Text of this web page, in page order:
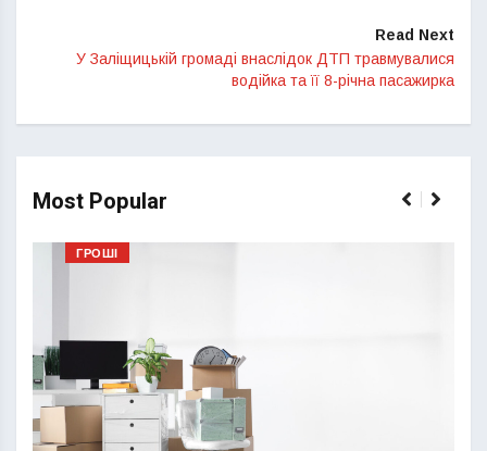
Read Next
У Заліщицькій громаді внаслідок ДТП травмувалися
водійка та її 8-річна пасажирка
Most Popular
ГРОШІ